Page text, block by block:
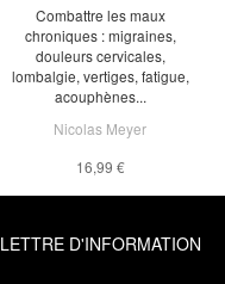
Combattre les maux
chroniques : migraines,
douleurs cervicales,
lombalgie, vertiges, fatigue,
acouphènes...
Nicolas Meyer
16,99 €
LETTRE D'INFORMATION